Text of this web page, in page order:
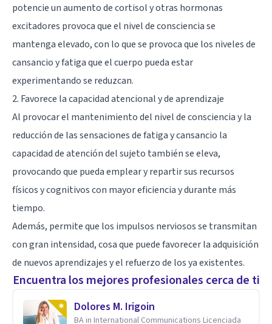
potencie un aumento de cortisol y otras hormonas
excitadores provoca que el nivel de consciencia se
mantenga elevado, con lo que se provoca que los niveles de
cansancio y fatiga que el cuerpo pueda estar
experimentando se reduzcan.
2. Favorece la capacidad atencional y de aprendizaje
Al provocar el mantenimiento del nivel de consciencia y la
reducción de las sensaciones de fatiga y cansancio la
capacidad de atención del sujeto también se eleva,
provocando que pueda emplear y repartir sus recursos
físicos y cognitivos con mayor eficiencia y durante más
tiempo.
Además, permite que los impulsos nerviosos se transmitan
con gran intensidad, cosa que puede favorecer la adquisición
de nuevos aprendizajes y el refuerzo de los ya existentes.
Encuentra los mejores profesionales cerca de ti
Dolores M. Irigoin
BA in International Communications Licenciada